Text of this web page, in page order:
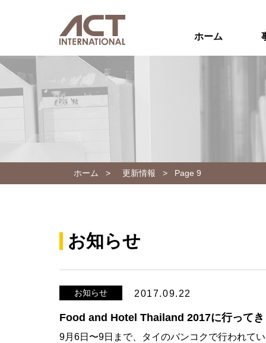
ホーム
ホーム > 更新情報 > Page 9
お知らせ
お知らせ 2017.09.22
Food and Hotel Thailand 2017に行ってき
9月6日〜9日まで、タイのバンコクで行われて